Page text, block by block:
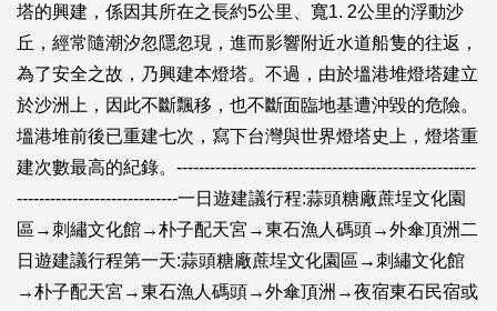
塔的興建，係因其所在之長約5公里、寬1. 2公里的浮動沙
丘，經常隨潮汐忽隱忽現，進而影響附近水道船隻的往返，
為了安全之故，乃興建本燈塔。不過，由於塭港堆燈塔建立
於沙洲上，因此不斷飄移，也不斷面臨地基遭沖毀的危險。
塭港堆前後已重建七次，寫下台灣與世界燈塔史上，燈塔重
建次數最高的紀錄。------------------------------------------------------
-----------------------------一日遊建議行程:蒜頭糖廠蔗埕文化園
區→刺繡文化館→朴子配天宮→東石漁人碼頭→外傘頂洲二
日遊建議行程第一天:蒜頭糖廠蔗埕文化園區→刺繡文化館
→朴子配天宮→東石漁人碼頭→外傘頂洲→夜宿東石民宿或